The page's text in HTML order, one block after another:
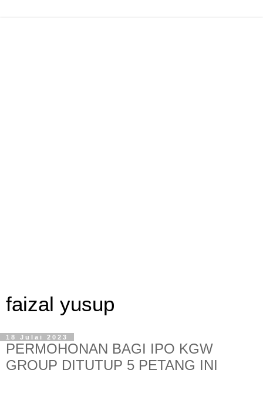
faizal yusup
18 Julai 2023
PERMOHONAN BAGI IPO KGW
GROUP DITUTUP 5 PETANG INI